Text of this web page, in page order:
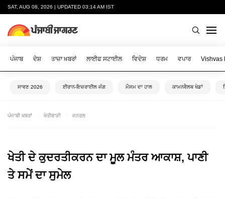
SAT, AUG 08, 2026 | UPDATED 03:14 AM IST
ਪੰਜਾਬ ਦੇਸ਼ ਤਾਜ਼ਾ ਖ਼ਬਰਾਂ ਲਾਈਫ ਸਟਾਈਲ ਵਿਦੇਸ਼ ਧਰਮ ਵਪਾਰ Vishvas
ਸਾਵਣ 2026 ਈਰਾਨ-ਇਜ਼ਰਾਈਲ ਜੰਗ ਮੌਸਮ ਦਾ ਹਾਲ ਕਾਮਨਵੈਲਥ ਖੇਡਾਂ
ਪੰਜਾਬੀ ਖ਼ਬਰਾਂ ਖੇਤੀਬਾੜੀ ਜਨਰਲ
ਖੇਤੀ ਦੇ ਕੁਦਰਤੀਕਰਨ ਦਾ ਮੂਲ ਮੰਤਰ ਆਕਾਸ਼, ਪਾਣੀ
ਤੇ ਸਮੇਂ ਦਾ ਸੁਮੇਲ